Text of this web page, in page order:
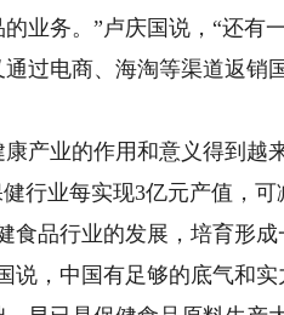
业务。”卢庆国说，“还有
过电商、海淘等渠道返销
业的作用和意义得到越
行业每实现3亿元产值，可
品行业的发展，培育形成
，中国有足够的底气和实